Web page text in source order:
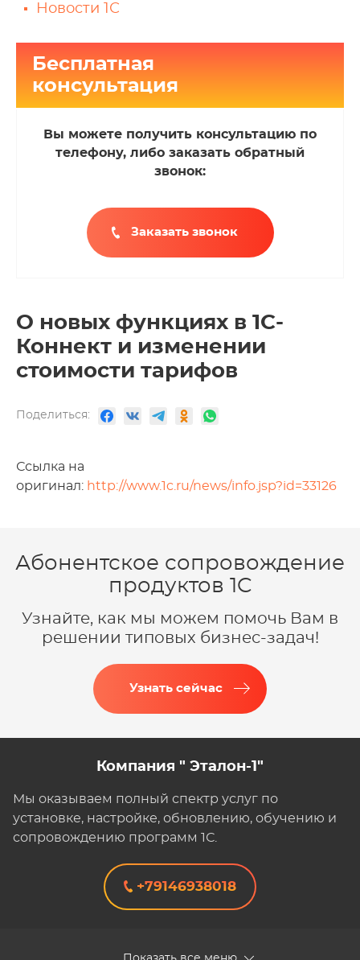
Новости 1С
Бесплатная
консультация
Вы можете получить консультацию по
телефону, либо заказать обратный
звонок:
Заказать звонок
О новых функциях в 1С-
Коннект и изменении
стоимости тарифов
Поделиться:
Ссылка на
оригинал: http://www.1c.ru/news/info.jsp?id=33126
Абонентское сопровождение
продуктов 1C
Узнайте, как мы можем помочь Вам в
решении типовых бизнес-задач!
Узнать сейчас
Компания " Эталон-1"
Мы оказываем полный спектр услуг по
установке, настройке, обновлению, обучению и
сопровождению программ 1С.
+79146938018